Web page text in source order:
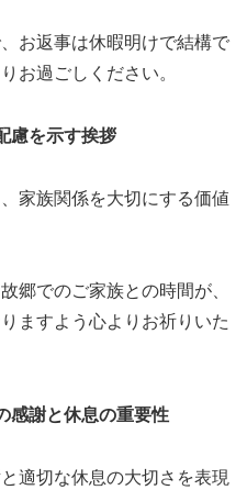
お返事は休暇明けで結構で
お過ごしください。
慮を示す挨拶
家族関係を大切にする価値
郷でのご家族との時間が、
ますよう心よりお祈りいた
感謝と休息の重要性
適切な休息の大切さを表現